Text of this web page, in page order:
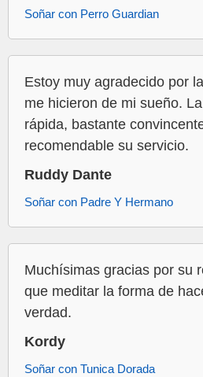
Soñar con Perro Guardian
Estoy muy agradecido por
me hicieron de mi sueño.
rápida, bastante
recomendable su servicio.
Ruddy Dante
Soñar con Padre Y Hermano
Muchísimas gracias por su
que meditar la forma de
verdad.
Kordy
Soñar con Tunica Dorada